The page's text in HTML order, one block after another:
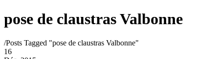
pose de claustras Valbonne
/Posts Tagged "pose de claustras Valbonne"
16